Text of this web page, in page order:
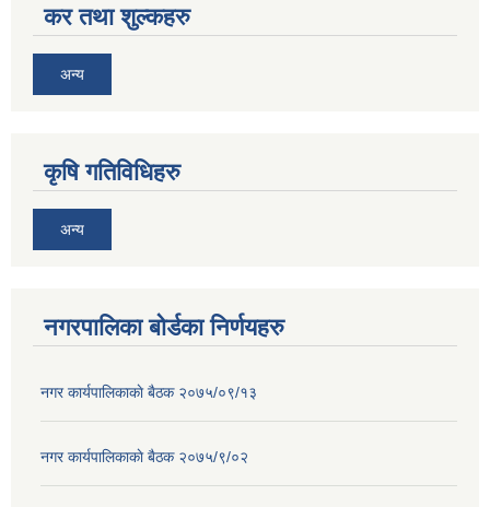
कर तथा शुल्कहरु
अन्य
कृषि गतिविधिहरु
अन्य
नगरपालिका बोर्डका निर्णयहरु
नगर कार्यपालिकाकाे बैठक २०७५/०९/१३
नगर कार्यपालिकाकाे बैठक २०७५/९/०२